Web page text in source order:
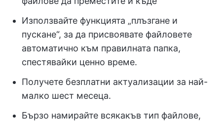
Използвайте функцията „плъзгане и
пускане“, за да присвоявате файловете
автоматично към правилната папка,
спестявайки ценно време.
Получете безплатни актуализации за най-
малко шест месеца.
Бързо намирайте всякакъв тип файлове,